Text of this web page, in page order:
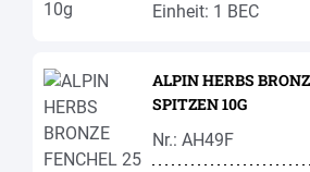
Einheit: 1 BEC
ALPIN HERBS
SPITZEN 10G
Nr.: AH49F